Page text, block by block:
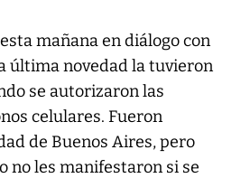
mañana en diálogo con
última novedad la tuvieron
se autorizaron las
celulares. Fueron
de Buenos Aires, pero
no les manifestaron si se